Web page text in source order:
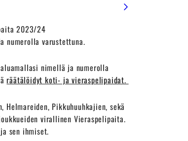
2023/24
numerolla varustettuna.
nimellä ja numerolla
räätälöidyt koti- ja vieraspelipaidat.
Helmareiden, Pikkuhuuhkajien, sekä
virallinen Vieraspelipaita.
sen ihmiset.